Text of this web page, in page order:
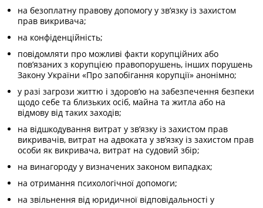
на безоплатну правову допомогу у зв’язку із захистом
прав викривача;
на конфіденційність;
повідомляти про можливі факти корупційних або
пов’язаних з корупцією правопорушень, інших порушень
Закону України «Про запобігання корупції» анонімно;
у разі загрози життю і здоров’ю на забезпечення безпеки
щодо себе та близьких осіб, майна та житла або на
відмову від таких заходів;
на відшкодування витрат у зв’язку із захистом прав
викривачів, витрат на адвоката у зв’язку із захистом прав
особи як викривача, витрат на судовий збір;
на винагороду у визначених законом випадках;
на отримання психологічної допомоги;
на звільнення від юридичної відповідальності у